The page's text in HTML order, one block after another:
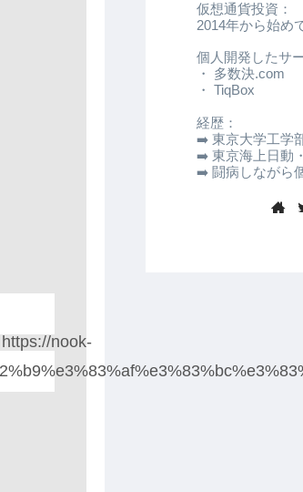
nook-
仮想通貨投資：
2014年から始め
個人開発したサ
・ 多数決.com
・ TiqBox
経歴：
➡️ 東京大学工学
➡️ 東京海上日動
➡️ 闘病しながら